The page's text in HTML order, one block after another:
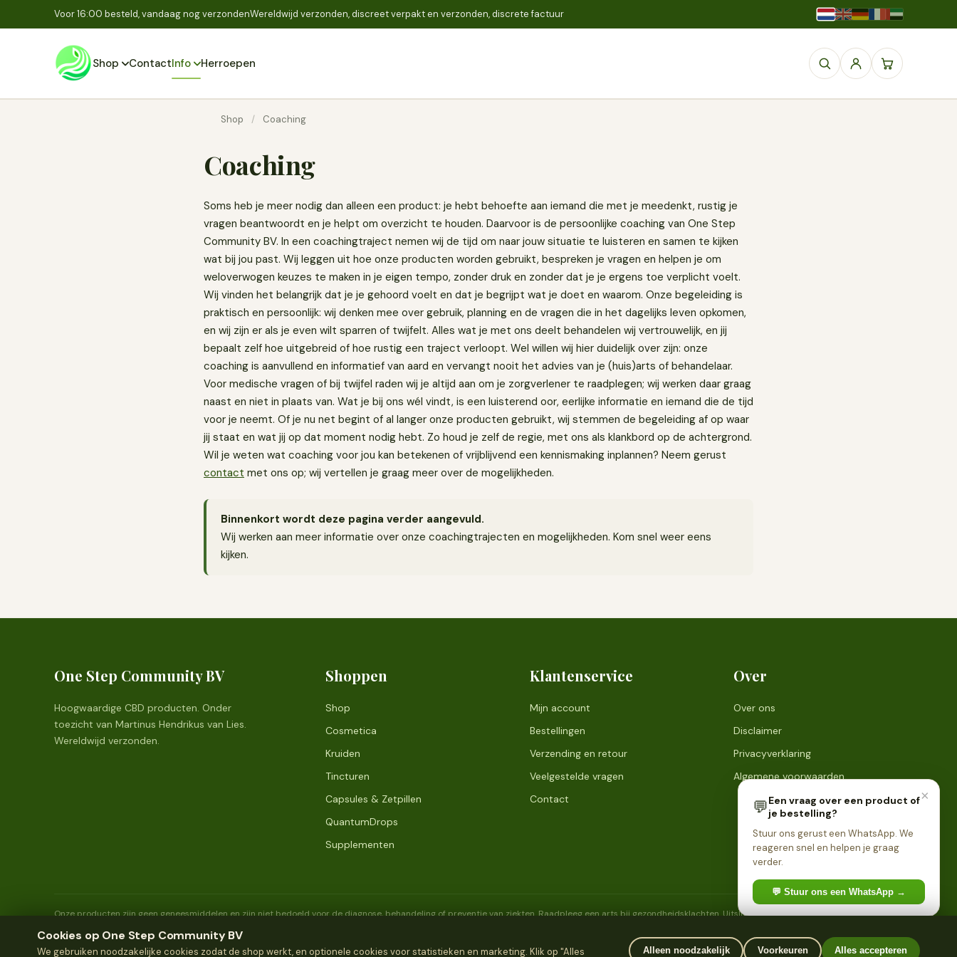
Voor 16:00 besteld, vandaag nog verzondenWereldwijd verzonden, discreet verpakt en verzonden, discrete factuur
Shop ContactInfo Herroepen
Shop / Coaching
Coaching
Soms heb je meer nodig dan alleen een product: je hebt behoefte aan iemand die met je meedenkt, rustig je
vragen beantwoordt en je helpt om overzicht te houden. Daarvoor is de persoonlijke coaching van One Step
Community BV. In een coachingtraject nemen wij de tijd om naar jouw situatie te luisteren en samen te kijken
wat bij jou past. Wij leggen uit hoe onze producten worden gebruikt, bespreken je vragen en helpen je om
weloverwogen keuzes te maken in je eigen tempo, zonder druk en zonder dat je je ergens toe verplicht voelt.
Wij vinden het belangrijk dat je je gehoord voelt en dat je begrijpt wat je doet en waarom. Onze begeleiding is
praktisch en persoonlijk: wij denken mee over gebruik, planning en de vragen die in het dagelijks leven opkomen,
en wij zijn er als je even wilt sparren of twijfelt. Alles wat je met ons deelt behandelen wij vertrouwelijk, en jij
bepaalt zelf hoe uitgebreid of hoe rustig een traject verloopt. Wel willen wij hier duidelijk over zijn: onze
coaching is aanvullend en informatief van aard en vervangt nooit het advies van je (huis)arts of behandelaar.
Voor medische vragen of bij twijfel raden wij je altijd aan om je zorgverlener te raadplegen; wij werken daar graag
naast en niet in plaats van. Wat je bij ons wél vindt, is een luisterend oor, eerlijke informatie en iemand die de tijd
voor je neemt. Of je nu net begint of al langer onze producten gebruikt, wij stemmen de begeleiding af op waar
jij staat en wat jij op dat moment nodig hebt. Zo houd je zelf de regie, met ons als klankbord op de achtergrond.
Wil je weten wat coaching voor jou kan betekenen of vrijblijvend een kennismaking inplannen? Neem gerust
contact met ons op; wij vertellen je graag meer over de mogelijkheden.
Binnenkort wordt deze pagina verder aangevuld.
Wij werken aan meer informatie over onze coachingtrajecten en mogelijkheden. Kom snel weer eens
kijken.
One Step Community BV
Hoogwaardige CBD producten. Onder
toezicht van Martinus Hendrikus van Lies.
Wereldwijd verzonden.
Shoppen
Shop
Cosmetica
Kruiden
Tincturen
Capsules & Zetpillen
QuantumDrops
Supplementen
Klantenservice
Mijn account
Bestellingen
Verzending en retour
Veelgestelde vragen
Contact
Over
Over ons
Disclaimer
Privacyverklaring
Algemene voorwaarden
Onze producten zijn geen geneesmiddelen en zijn niet bedoeld voor de diagnose, behandeling of preventie van ziekten. Raadpleeg een arts bij gezondheidsklachten. Uitsluitend bestemd voor personen van 18
Cookies op One Step Community BV
We gebruiken noodzakelijke cookies zodat de shop werkt, en optionele cookies voor statistieken en marketing. Klik op "Alles Alleen noodzakelijk Voorkeuren Alles accepteren
×
💬Een vraag over een product of
je bestelling?
Stuur ons gerust een WhatsApp. We
reageren snel en helpen je graag
verder.
💬 Stuur ons een WhatsApp →